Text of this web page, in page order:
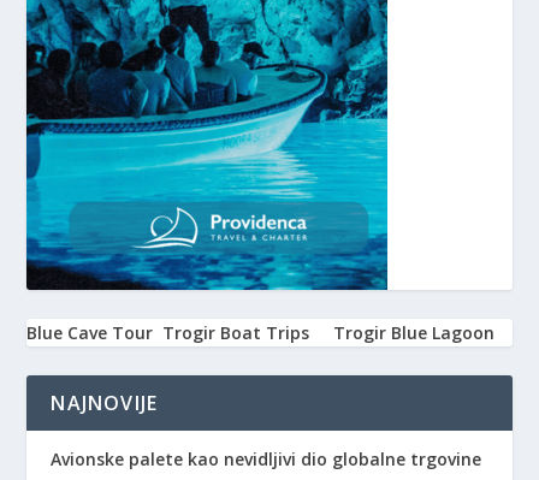
Blue Cave Tour Trogir Boat Trips Trogir Blue Lagoon
NAJNOVIJE
Avionske palete kao nevidljivi dio globalne trgovine